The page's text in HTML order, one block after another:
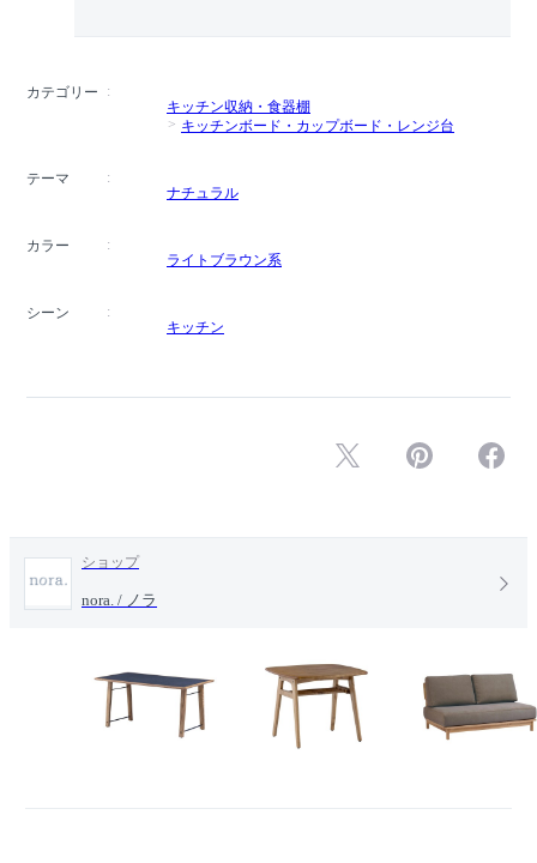
カテゴリー
キッチン収納・食器棚
キッチンボード・カップボード・レンジ台
テーマ
ナチュラル
カラー
ライトブラウン系
シーン
キッチン
ショップ
nora. / ノラ